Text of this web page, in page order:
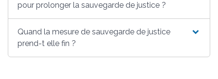
pour prolonger la sauvegarde de justice ?
Quand la mesure de sauvegarde de justice
prend-t elle fin ?